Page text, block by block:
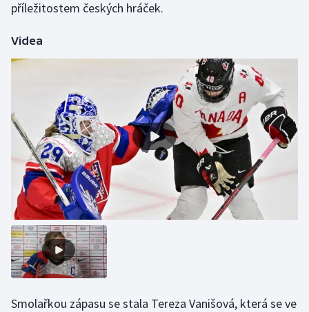
Motorsport
Olympijské hry
Parasport
Plavání
Plážový volejbal
Ragby
Rychlobruslení
Rychlostní kanoistika
příležitostem českých hráček.
Videa
Smolařkou zápasu se stala Tereza Vanišová, která se ve